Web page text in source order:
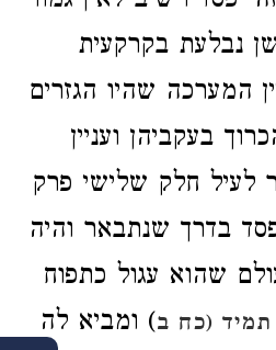
נבלעת בקרקעית
המערכה שהיו הגזרים
בעקביהן ועניין
לעיל חלק שלישי פרק
בדרך שנתבאר והיה
שהוא עגול כתפוח
(כח ב) ומביא לה